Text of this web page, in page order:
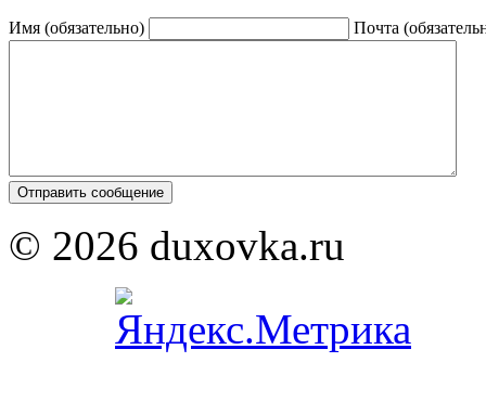
Имя (обязательно) Почта
© 2026 duxovka.ru